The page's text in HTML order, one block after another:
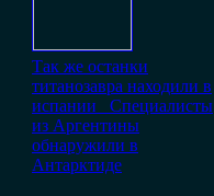
Так же останки
титанозавра находили в
испании Специалисты
из Аргентины
обнаружили в
Антарктиде